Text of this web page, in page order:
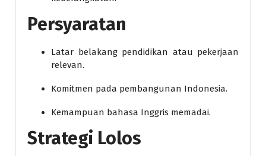
Persyaratan
Latar belakang pendidikan atau pekerjaan
relevan.
Komitmen pada pembangunan Indonesia.
Kemampuan bahasa Inggris memadai.
Strategi Lolos